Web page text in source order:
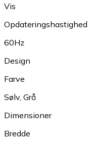
Vis
Opdateringshastighed
60Hz
Design
Farve
Sølv, Grå
Dimensioner
Bredde